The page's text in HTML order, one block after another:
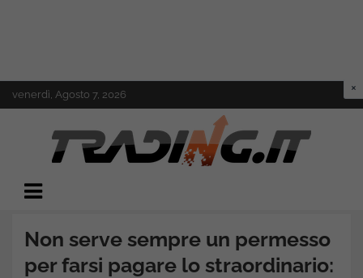
to
venerdì, Agosto 7, 2026
Trading.it
Non serve sempre un permesso
per farsi pagare lo straordinario: